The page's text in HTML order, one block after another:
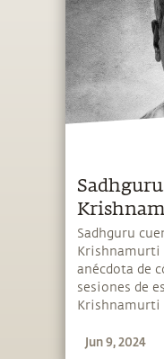
Sadhguru
Krishnamurti
anécdota de
sesiones de
Krishnamurti
Jun 9, 2024